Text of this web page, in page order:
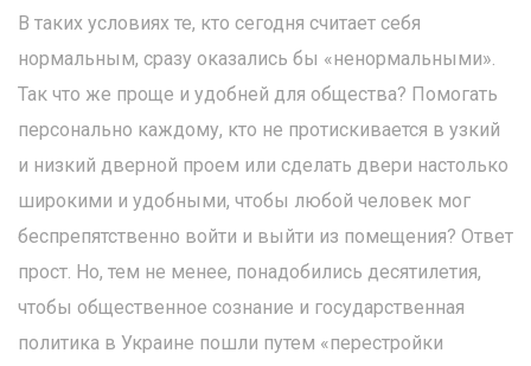
В таких условиях те, кто сегодня считает себя
нормальным, сразу оказались бы «ненормальными».
Так что же проще и удобней для общества? Помогать
персонально каждому, кто не протискивается в узкий
и низкий дверной проем или сделать двери настолько
широкими и удобными, чтобы любой человек мог
беспрепятственно войти и выйти из помещения? Ответ
прост. Но, тем не менее, понадобились десятилетия,
чтобы общественное сознание и государственная
политика в Украине пошли путем «перестройки